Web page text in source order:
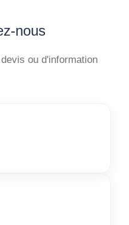
nous
ou d'information